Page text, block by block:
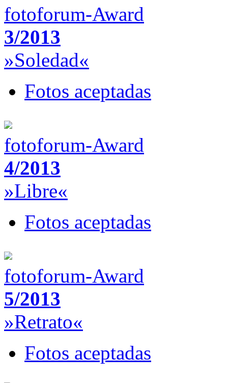
fotoforum-Award
3/2013
»Soledad«
Fotos aceptadas
fotoforum-Award
4/2013
»Libre«
Fotos aceptadas
fotoforum-Award
5/2013
»Retrato«
Fotos aceptadas